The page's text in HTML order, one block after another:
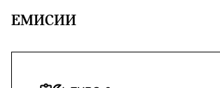
EМИСИИ